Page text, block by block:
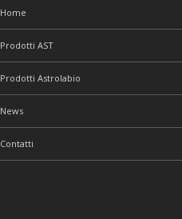
Home
Prodotti AST
Prodotti Astrolabio
News
Contatti